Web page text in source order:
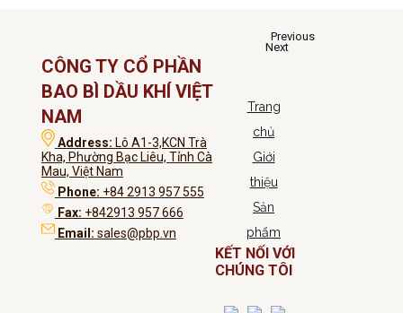
Previous
Next
CÔNG TY CỔ PHẦN
BAO BÌ DẦU KHÍ VIỆT
NAM
Address: Lô A1-3,KCN Trà
Kha, Phường Bạc Liêu, Tỉnh Cà
Mau, Việt Nam
Phone: +84 2913 957 555
Fax: +842913 957 666
Email: sales@pbp.vn
Trang
chủ
Giới
thiệu
Sản
phẩm
KẾT NỐI VỚI
CHÚNG TÔI